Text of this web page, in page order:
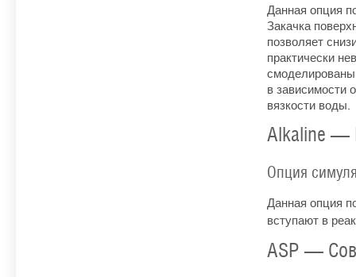
Данная опция
Закачка
позволяет
практически
в зависимости
вязкости воды.
Alkaline —
Опция
Данная опция
вступают в
ASP —